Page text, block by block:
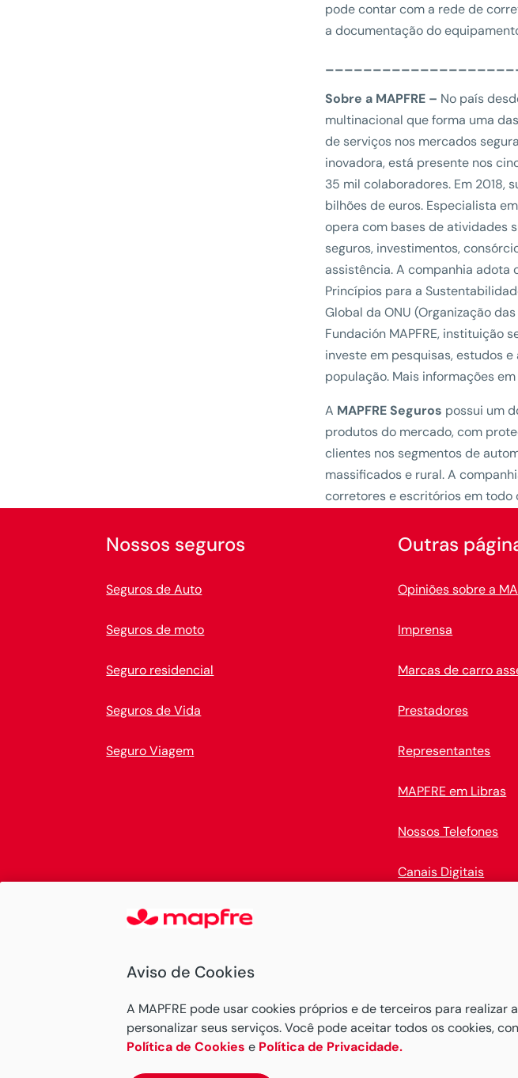
pode contar com a rede de
a documentação do
Sobre a MAPFRE – No país
multinacional que forma uma
de serviços nos mercados
inovadora, está presente nos
35 mil colaboradores. Em 2018,
bilhões de euros. Especialista
opera com bases de atividades
seguros, investimentos,
assistência. A companhia adota
Princípios para a
Global da ONU (Organização
Fundación MAPFRE, instituição
investe em pesquisas, estudos
população. Mais informações
A MAPFRE Seguros possui um
produtos do mercado, com
clientes nos segmentos de
massificados e rural. A
corretores e escritórios em todo
Nossos seguros
Seguros de Auto
Seguros de moto
Seguro residencial
Seguros de Vida
Seguro Viagem
Outras
Opiniões sobre a
Imprensa
Marcas de carro
Prestadores
Representantes
MAPFRE em Libras
Nossos Telefones
Canais Digitais
Aviso de Cookies
A MAPFRE pode usar cookies próprios e de terceiros para
personalizar seus serviços. Você pode aceitar todos os cookies,
Política de Cookies e Política de Privacidade.